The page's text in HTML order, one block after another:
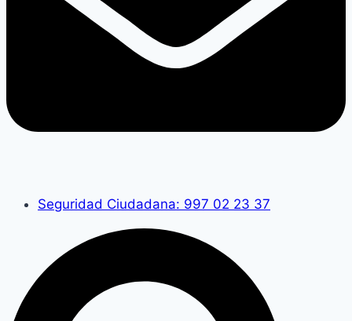
Seguridad Ciudadana: 997 02 23 37